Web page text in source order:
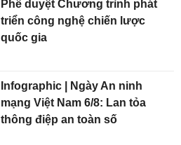
Phê duyệt Chương trình phát
triển công nghệ chiến lược
quốc gia
Infographic | Ngày An ninh
mạng Việt Nam 6/8: Lan tỏa
thông điệp an toàn số